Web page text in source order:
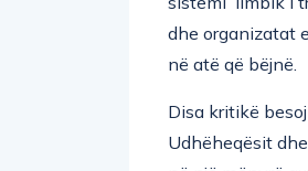
sistemi limbik I
dhe organizatat
në atë që bëjnë.
Disa kritikë
Udhëheqësit